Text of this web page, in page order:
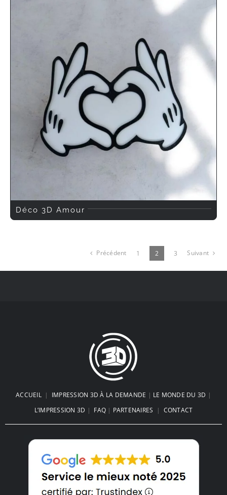
Déco 3D Amour
Précédent 1 2 3 Suivant
ACCUEIL| IMPRESSION 3D À LA DEMANDE | LE MONDE DU 3D |
L’IMPRESSION 3D | FAQ | PARTENAIRES | CONTACT